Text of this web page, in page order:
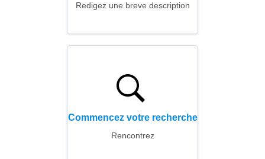
Redigez une breve description
Commencez votre recherche
Rencontrez